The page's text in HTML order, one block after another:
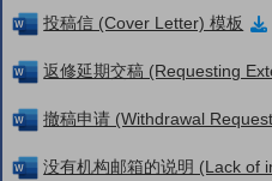
投稿信 (Cover Letter) 模板
返修延期交稿 (Requesting
撤稿申请 (Withdrawal
没有机构邮箱的说明 (Lack of